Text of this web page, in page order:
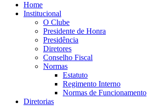
Home
Institucional
O Clube
Presidente de Honra
Presidência
Diretores
Conselho Fiscal
Normas
Estatuto
Regimento Interno
Normas de Funcionamento
Diretorias